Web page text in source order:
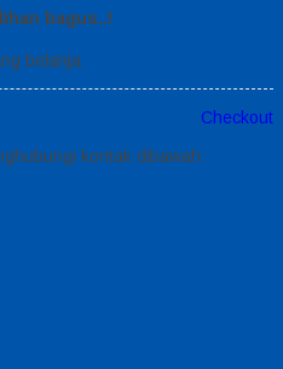
bagus..!
belanja
Checkout
kontak dibawah: